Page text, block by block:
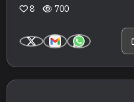
700
8